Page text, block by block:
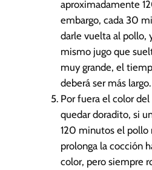
aproximadamente
embargo, cada 30
darle vuelta al pollo,
mismo jugo que
muy grande, el
deberá ser más largo.
Por fuera el color
quedar doradito, si
120 minutos el pollo
prolonga la cocción
color, pero siempre